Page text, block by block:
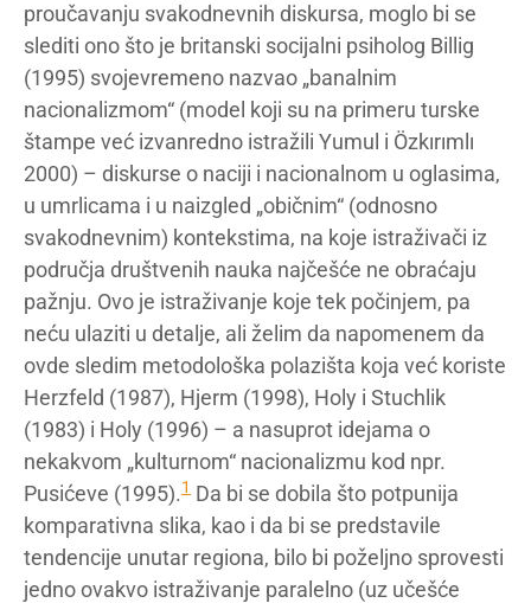
proučavanju svakodnevnih diskursa, moglo bi se
slediti ono što je britanski socijalni psiholog Billig
(1995) svojevremeno nazvao „banalnim
nacionalizmom“ (model koji su na primeru turske
štampe već izvanredno istražili Yumul i Özkırımlı
2000) – diskurse o naciji i nacionalnom u oglasima,
u umrlicama i u naizgled „običnim“ (odnosno
svakodnevnim) kontekstima, na koje istraživači iz
područja društvenih nauka najčešće ne obraćaju
pažnju. Ovo je istraživanje koje tek počinjem, pa
neću ulaziti u detalje, ali želim da napomenem da
ovde sledim metodološka polazišta koja već koriste
Herzfeld (1987), Hjerm (1998), Holy i Stuchlik
(1983) i Holy (1996) – a nasuprot idejama o
nekakvom „kulturnom“ nacionalizmu kod npr.
Pusićeve (1995).1 Da bi se dobila što potpunija
komparativna slika, kao i da bi se predstavile
tendencije unutar regiona, bilo bi poželjno sprovesti
jedno ovakvo istraživanje paralelno (uz učešće